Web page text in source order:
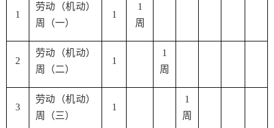
1
劳动（机动）
周（一）
1
1
周
2
劳动（机动）
周（二）
1
1
周
3
劳动（机动）
周（三）
1
1
周